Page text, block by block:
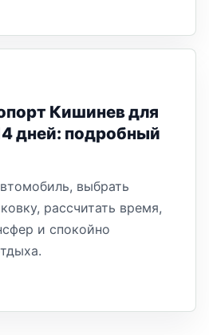
Кишинев для
дней: подробный
выбрать
рассчитать время,
и спокойно